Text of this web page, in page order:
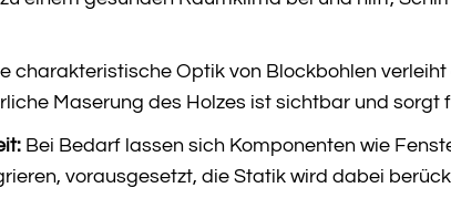
charakteristische Optik von Blockbohlen
Maserung des Holzes ist sichtbar und sorgt
Bei Bedarf lassen sich Komponenten wie
vorausgesetzt, die Statik wird dabei